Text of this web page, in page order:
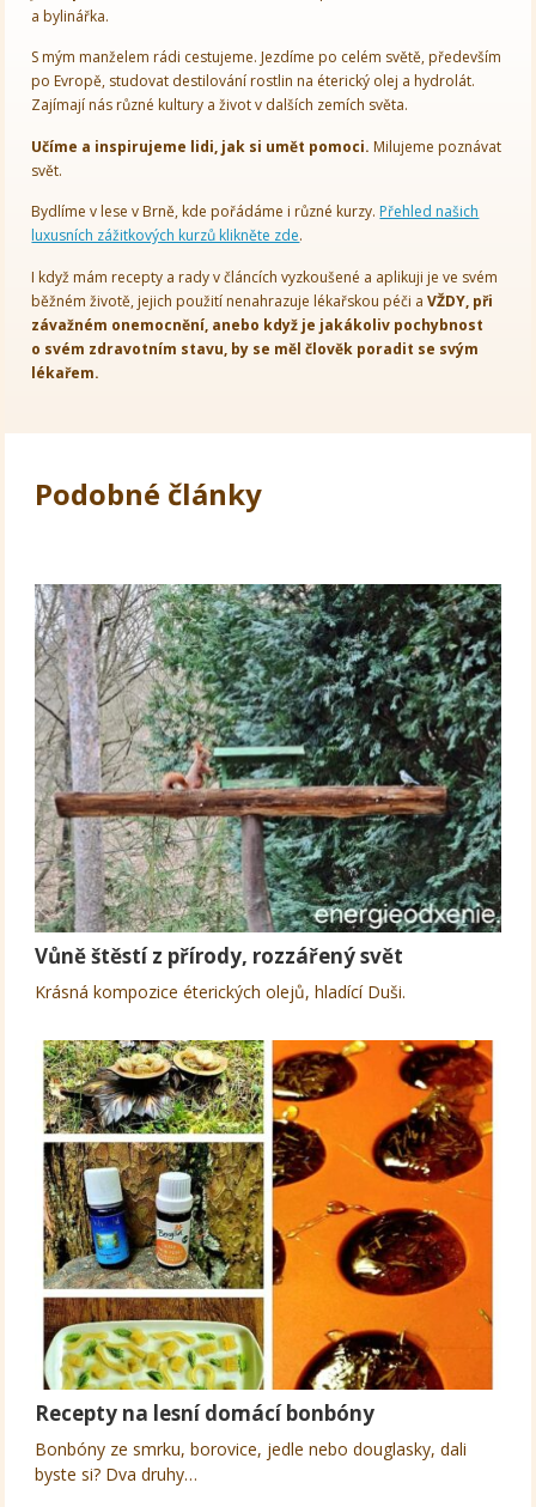
a bylinářka.
S mým manželem rádi cestujeme. Jezdíme po celém světě, především
po Evropě, studovat destilování rostlin na éterický olej a hydrolát.
Zajímají nás různé kultury a život v dalších zemích světa.
Učíme a inspirujeme lidi, jak si umět pomoci. Milujeme poznávat
svět.
Bydlíme v lese v Brně, kde pořádáme i různé kurzy. Přehled našich
luxusních zážitkových kurzů klikněte zde.
I když mám recepty a rady v článcích vyzkoušené a aplikuji je ve svém
běžném životě, jejich použití nenahrazuje lékařskou péči aVŽDY, při
závažném onemocnění, anebo když je jakákoliv pochybnost
o svém zdravotním stavu, by se měl člověk poradit se svým
lékařem.
Podobné články
Vůně štěstí z přírody, rozzářený svět
Krásná kompozice éterických olejů, hladící Duši.
Recepty na lesní domácí bonbóny
Bonbóny ze smrku, borovice, jedle nebo douglasky, dali
byste si? Dva druhy…